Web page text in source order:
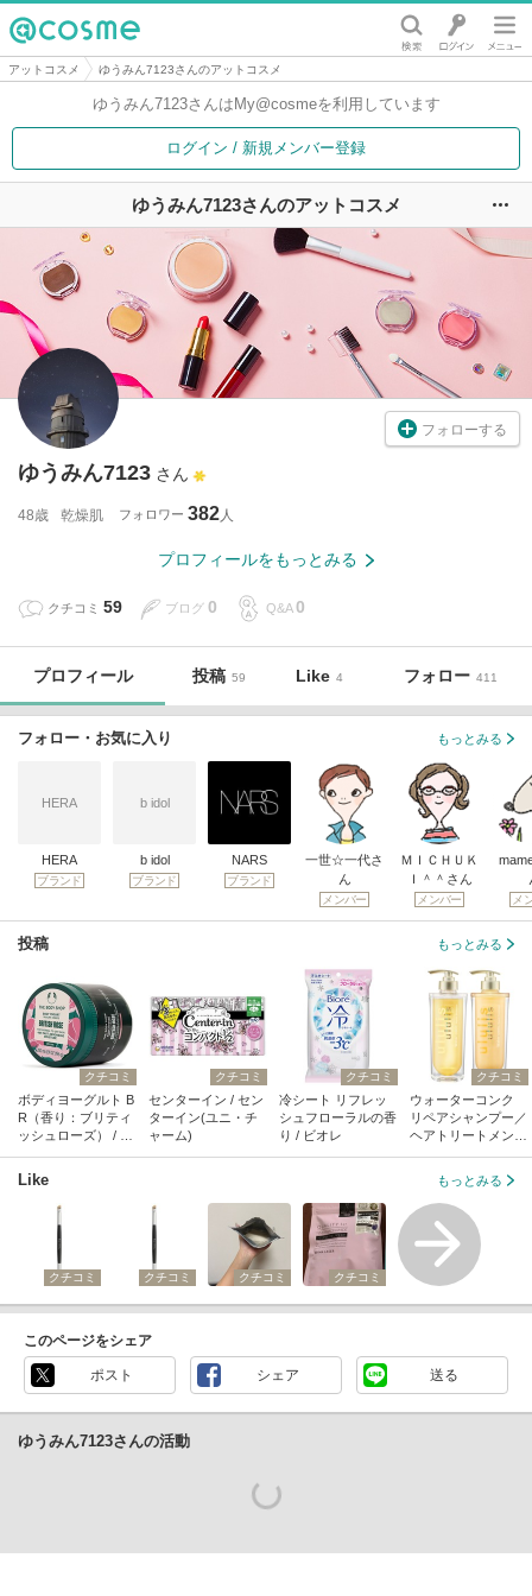
@cosme
アットコスメ ゆうみん7123さんのアットコスメ
ゆうみん7123さんは My@cosmeを利用しています
ログイン / 新規メンバー登録
ゆうみん7123さんのアットコスメ
フォローする
ゆうみん7123 さん
48歳 乾燥肌 フォロワー 382
プロフィールをもっとみる
クチコミ 59 ブログ 0 Q&A 0
プロフィール 投稿 59 Like 4 フォロー 411
フォロー・お気に入り もっとみる
HERA
HERA
ブランド
b idol
b idol
ブランド
NARS
ブランド
一世☆一代さ
ん
メンバー
ＭＩＣＨＵＫ
Ｉ＾＾さん
メンバー メ
投稿 もっとみる
クチコミ
ボディヨーグルト B
R（香り：ブリティ
ッシュローズ） / ザ
クチコミ
センターイン / セン
ターイン(ユニ・チ
ャーム)
クチコミ
冷シート リフレッ
シュフローラルの香
り / ビオレ
クチコミ
ウォーターコンク
リペアシャンプー／
ヘアトリートメント
Like もっとみる
クチコミ クチコミ クチコミ クチコミ
このページをシェア
ポスト シェア 送る
ゆうみん7123さんの活動